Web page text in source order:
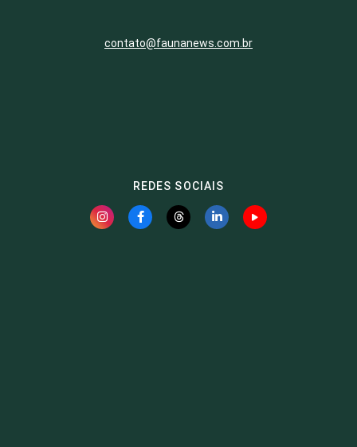
contato@faunanews.com.br
REDES SOCIAIS